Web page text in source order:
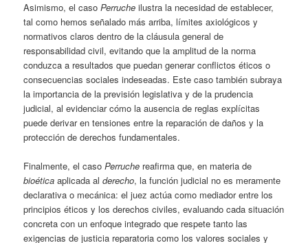
Asimismo, el casoPerruche ilustra la necesidad de establecer,
tal como hemos señalado más arriba, límites axiológicos y
normativos claros dentro de la cláusula general de
responsabilidad civil, evitando que la amplitud de la norma
conduzca a resultados que puedan generar conflictos éticos o
consecuencias sociales indeseadas. Este caso también subraya
la importancia de la previsión legislativa y de la prudencia
judicial, al evidenciar cómo la ausencia de reglas explícitas
puede derivar en tensiones entre la reparación de daños y la
protección de derechos fundamentales.
Finalmente, el casoPerruche reafirma que, en materia de
bioética aplicada alderecho, la función judicial no es meramente
declarativa o mecánica: el juez actúa como mediador entre los
principios éticos y los derechos civiles, evaluando cada situación
concreta con un enfoque integrado que respete tanto las
exigencias de justicia reparatoria como los valores sociales y